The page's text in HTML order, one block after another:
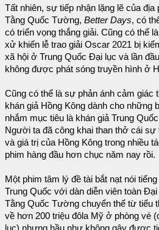
Tất nhiên, sự tiếp nhận lặng lẽ của
Tằng Quốc Tường, Better Days, có
có triển vọng thắng giải. Cũng có thể
xử khiến lễ trao giải Oscar 2021 bị
xã hội ở Trung Quốc Đại lục và lần
không được phát sóng truyền hình ở
Cũng có thể là sự phản ánh cảm giác
khán giả Hồng Kông dành cho những
nhắm mục tiêu là khán giả Trung
Người ta đã công khai than thở cái sự
và giá trị của Hồng Kông trong nhiều
phim hàng đầu hơn chục năm nay rồi.
Một phim tâm lý đề tài bắt nạt nói
Trung Quốc với dàn diễn viên toàn Đại
Tằng Quốc Tường chuyển thể từ tiểu
về hơn 200 triệu đôla Mỹ ở phòng vé